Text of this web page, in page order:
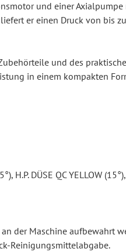
und einer Axialpumpe
er einen Druck von bis
und des
in einem kompakten
H.P. DÜSE QC YELLOW
der Maschine aufbewahrt
Reinigungsmittelabgabe.